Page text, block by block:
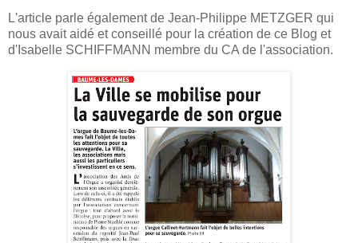
L'article parle également de Jean-Philippe METZGER qui
nous avait aidé et conseillé pour la création de ce Blog et
d'Isabelle SCHIFFMANN membre du CA de l'association.